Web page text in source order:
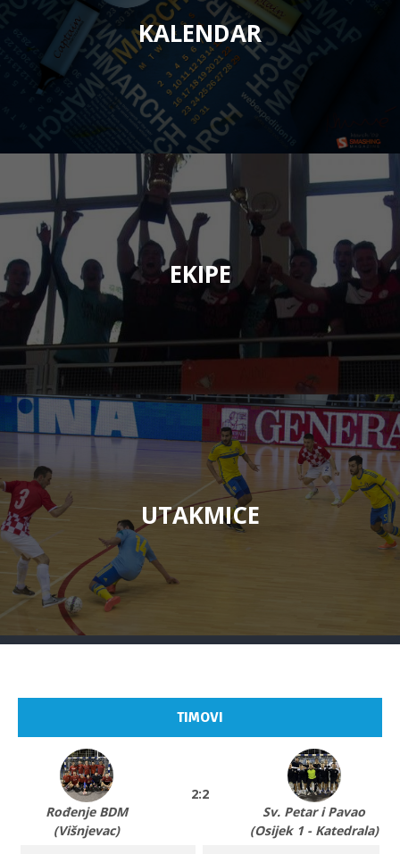
KALENDAR
EKIPE
UTAKMICE
TIMOVI
Rođenje BDM
(Višnjevac)
2:2
Sv. Petar i Pavao
(Osijek 1 - Katedrala)